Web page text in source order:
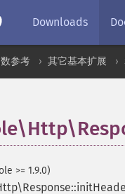
Downloads
参考 其它基本扩展
>= 1.9.0)